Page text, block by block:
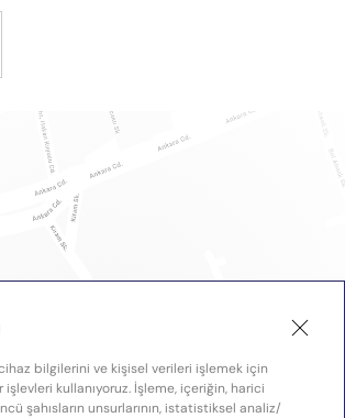
bilgilerini ve kişisel verileri işlemek için
kullanıyoruz. İşleme, içeriğin, harici
şahısların unsurlarının, istatistiksel analiz/